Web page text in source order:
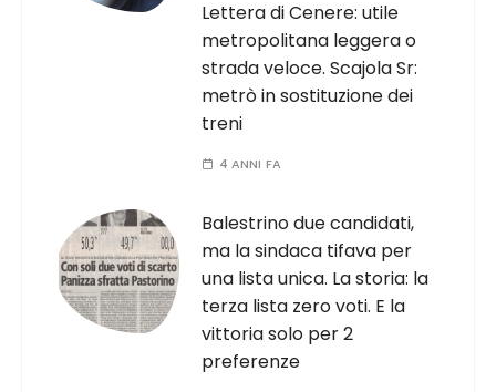
Lettera di Cenere: utile
metropolitana leggera o
strada veloce. Scajola Sr:
metrò in sostituzione dei
treni
4 ANNI FA
Balestrino due candidati,
ma la sindaca tifava per
una lista unica. La storia: la
terza lista zero voti. E la
vittoria solo per 2
preferenze